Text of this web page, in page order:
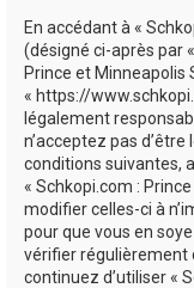
En accédant à «
(désigné ci-après par
Prince et Minneapolis
« https://
légalement
n’acceptez pas
conditions suivantes,
« Schkopi.com :
modifier celles-ci à
pour que vous en
vérifier régulièrement
continuez d’utiliser «